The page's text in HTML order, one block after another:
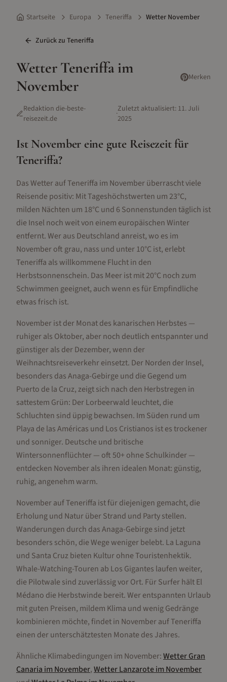
Startseite Europa Teneriffa Wetter November
Zurück zu Teneriffa
WetterTeneriffaim
November
Merken
Redaktion die-beste-
reisezeit.de
·Zuletzt aktualisiert: 11. Juli
2025
Ist November eine gute Reisezeit für
Teneriffa?
Das Wetter auf Teneriffa im November überrascht viele
Reisende positiv: Mit Tageshöchstwerten um 23°C,
milden Nächten um 18°C und 6 Sonnenstunden täglich ist
die Insel noch weit von einem europäischen Winter
entfernt. Wer aus Deutschland anreist, wo es im
November oft grau, nass und unter 10°C ist, erlebt
Teneriffa als willkommene Flucht in den
Herbstsonnenschein. Das Meer ist mit 20°C noch zum
Schwimmen geeignet, auch wenn es für Empfindliche
etwas frisch ist.
November ist der Monat des kanarischen Herbstes —
ruhiger als Oktober, aber noch deutlich entspannter und
günstiger als der Dezember, wenn der
Weihnachtsreiseverkehr einsetzt. Der Norden der Insel,
besonders das Anaga-Gebirge und die Gegend um
Puerto de la Cruz, zeigt sich nach den Herbstregen in
sattestem Grün: Der Lorbeerwald leuchtet, die
Schluchten sind üppig bewachsen. Im Süden rund um
Playa de las Américas und Los Cristianos ist es trockener
und sonniger. Deutsche und britische
Wintersonnenflüchter — oft 50+ ohne Schulkinder —
entdecken November als ihren idealen Monat: günstig,
ruhig, angenehm warm.
November auf Teneriffa ist für diejenigen gemacht, die
Erholung und Natur über Strand und Party stellen.
Wanderungen durch das Anaga-Gebirge sind jetzt
besonders schön, die Wege weniger belebt. La Laguna
und Santa Cruz bieten Kultur ohne Touristenhektik.
Whale-Watching-Touren ab Los Gigantes laufen weiter,
die Pilotwale sind zuverlässig vor Ort. Für Surfer hält El
Médano die Herbstwinde bereit. Wer entspannten Urlaub
mit guten Preisen, mildem Klima und wenig Gedränge
kombinieren möchte, findet in November auf Teneriffa
einen der unterschätztesten Monate des Jahres.
Ähnliche Klimabedingungen im November:WetterGran
Canaria imNovember,WetterLanzaroteimNovember